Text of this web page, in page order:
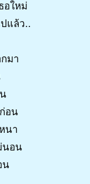
อใหม่
แล้ว..
มา
อน
นา
นอน
น